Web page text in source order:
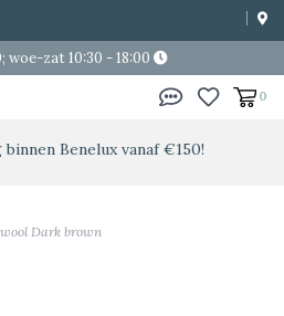
woe-zat 10:30 - 18:00
0
Benelux vanaf €150!
Dark brown